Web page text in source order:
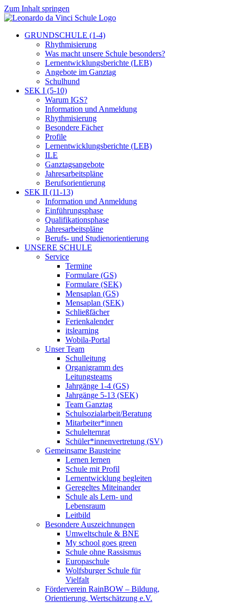
Zum Inhalt springen
GRUNDSCHULE (1-4)
Rhythmisierung
Was macht unsere Schule besonders?
Lernentwicklungsberichte (LEB)
Angebote im Ganztag
Schulhund
SEK I (5-10)
Warum IGS?
Information und Anmeldung
Rhythmisierung
Besondere Fächer
Profile
Lernentwicklungsberichte (LEB)
ILE
Ganztagsangebote
Jahresarbeitspläne
Berufsorientierung
SEK II (11-13)
Information und Anmeldung
Einführungsphase
Qualifikationsphase
Jahresarbeitspläne
Berufs- und Studienorientierung
UNSERE SCHULE
Service
Termine
Formulare (GS)
Formulare (SEK)
Mensaplan (GS)
Mensaplan (SEK)
Schließfächer
Ferienkalender
itslearning
Wobila-Portal
Unser Team
Schulleitung
Organigramm des
Leitungsteams
Jahrgänge 1-4 (GS)
Jahrgänge 5-13 (SEK)
Team Ganztag
Schulsozialarbeit/Beratung
Mitarbeiter*innen
Schulelternrat
Schüler*innenvertretung (SV)
Gemeinsame Bausteine
Lernen lernen
Schule mit Profil
Lernentwicklung begleiten
Geregeltes Miteinander
Schule als Lern- und
Lebensraum
Leitbild
Besondere Auszeichnungen
Umweltschule & BNE
My school goes green
Schule ohne Rassismus
Europaschule
Wolfsburger Schule für
Vielfalt
Förderverein RainBOW – Bildung,
Orientierung, Wertschätzung e.V.